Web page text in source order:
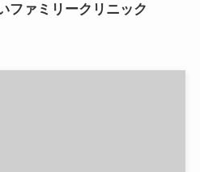
ァミリークリニック